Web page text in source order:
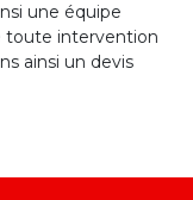
une équipe
toute intervention
ainsi un devis